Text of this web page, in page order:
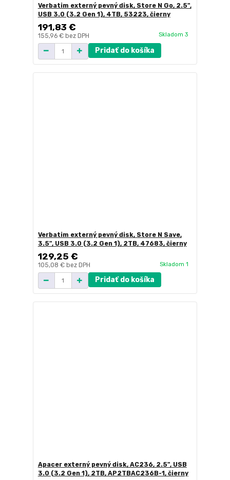
Verbatim externý pevný disk, Store N Go, 2.5",
USB 3.0 (3.2 Gen 1), 4TB, 53223, čierny
191,83 €
155,96 € bez DPH Skladom 3
Pridať do košíka
Verbatim externý pevný disk, Store N Save,
3.5", USB 3.0 (3.2 Gen 1), 2TB, 47683, čierny
129,25 €
105,08 € bez DPH Skladom 1
Pridať do košíka
Apacer externý pevný disk, AC236, 2.5", USB
3.0 (3.2 Gen 1), 2TB, AP2TBAC236B-1, čierny